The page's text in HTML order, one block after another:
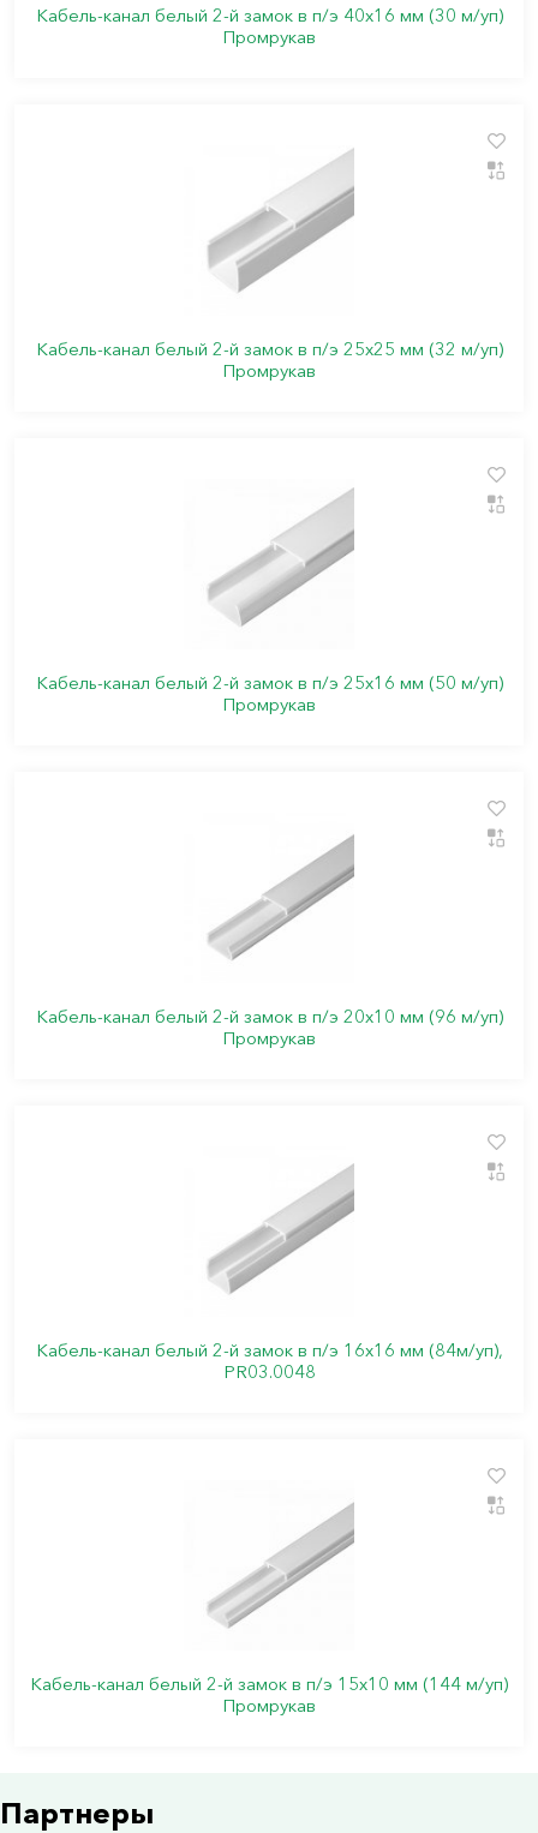
Кабель-канал белый 2-й замок в п/э 40х16 мм (30 м/уп)
Промрукав
Кабель-канал белый 2-й замок в п/э 25х25 мм (32 м/уп)
Промрукав
Кабель-канал белый 2-й замок в п/э 25х16 мм (50 м/уп)
Промрукав
Кабель-канал белый 2-й замок в п/э 20х10 мм (96 м/уп)
Промрукав
Кабель-канал белый 2-й замок в п/э 16х16 мм (84м/уп),
PR03.0048
Кабель-канал белый 2-й замок в п/э 15х10 мм (144 м/уп)
Промрукав
Партнеры